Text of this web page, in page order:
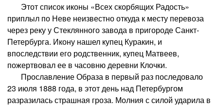
Этот список иконы «Всех скорбящих Радость»
приплыл по Неве неизвестно откуда к месту перевоза
через реку у Стеклянного завода в пригороде Санкт-
Петербурга. Икону нашел купец Куракин, и
впоследствии его родственник, купец Матвеев,
пожертвовал ее в часовню деревни Клочки.
Прославление Образа в первый раз последовало
23 июля 1888 года, в этот день над Петербургом
разразилась страшная гроза. Молния с силой ударила в